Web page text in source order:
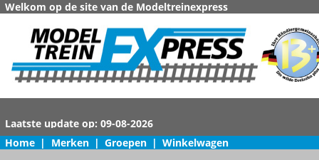
Welkom op de site van de Modeltreinexpress
Home | Merken | Groepen | Winkelwagen